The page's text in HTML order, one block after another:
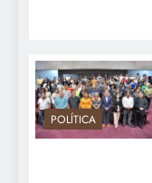
POLÍTICA